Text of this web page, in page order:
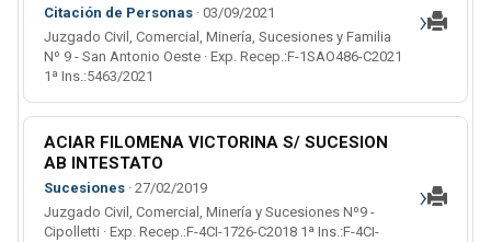
Citación de Personas · 03/09/2021
Juzgado Civil, Comercial, Minería, Sucesiones y Familia
Nº 9 - San Antonio Oeste · Exp. Recep.:F-1SAO486-C2021
1ª Ins.:5463/2021
›
ACIAR FILOMENA VICTORINA S/ SUCESION
AB INTESTATO
Sucesiones · 27/02/2019
Juzgado Civil, Comercial, Minería y Sucesiones Nº9 -
Cipolletti · Exp. Recep.:F-4CI-1726-C2018 1ª Ins.:F-4CI-
›